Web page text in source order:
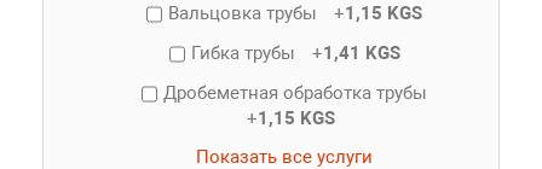
Вальцовка трубы
+1,15 KGS
Гибка трубы
+1,41 KGS
Дробеметная обработка трубы
+1,15 KGS
Показать все услуги